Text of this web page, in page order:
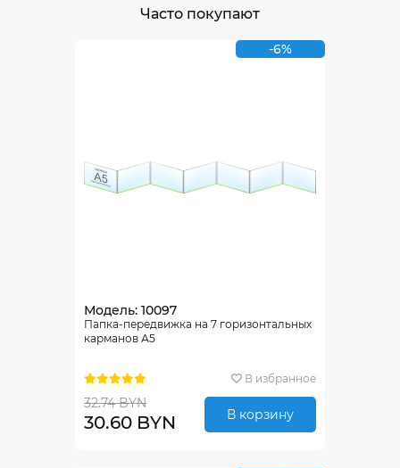
Часто покупают
-6%
Модель: 10097
Папка-передвижка на 7 горизонтальных
карманов А5
В избранное
32.74 BYN
30.60 BYN В корзину